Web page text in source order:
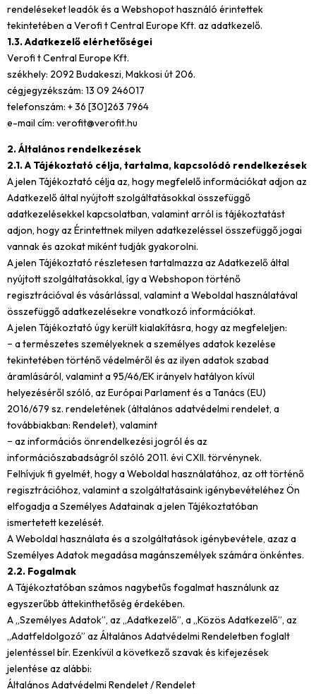
rendeléseket leadók és a Webshopot használó érintettek
tekintetében a Verofi t Central Europe Kft. az adatkezelő.
1.3. Adatkezelő elérhetőségei
Verofi t Central Europe Kft.
székhely: 2092 Budakeszi, Makkosi út 206.
cégjegyzékszám: 13 09 246017
telefonszám: + 36 [30]263 7964
e-mail cím: verofit@verofit.hu
2. Általános rendelkezések
2.1. A Tájékoztató célja, tartalma, kapcsolódó rendelkezések
A jelen Tájékoztató célja az, hogy megfelelő információkat adjon az
Adatkezelő által nyújtott szolgáltatásokkal összefüggő
adatkezelésekkel kapcsolatban, valamint arról is tájékoztatást
adjon, hogy az Érintettnek milyen adatkezeléssel összefüggő jogai
vannak és azokat miként tudják gyakorolni.
A jelen Tájékoztató részletesen tartalmazza az Adatkezelő által
nyújtott szolgáltatásokkal, így a Webshopon történő
regisztrációval és vásárlással, valamint a Weboldal használatával
összefüggő adatkezelésekre vonatkozó információkat.
A jelen Tájékoztató úgy került kialakításra, hogy az megfeleljen:
− a természetes személyeknek a személyes adatok kezelése
tekintetében történő védelméről és az ilyen adatok szabad
áramlásáról, valamint a 95/46/EK irányelv hatályon kívül
helyezéséről szóló, az Európai Parlament és a Tanács (EU)
2016/679 sz. rendeletének (általános adatvédelmi rendelet, a
továbbiakban: Rendelet), valamint
− az információs önrendelkezési jogról és az
információszabadságról szóló 2011. évi CXII. törvénynek.
Felhívjuk fi gyelmét, hogy a Weboldal használatához, az ott történő
regisztrációhoz, valamint a szolgáltatásaink igénybevételéhez Ön
elfogadja a Személyes Adatainak a jelen Tájékoztatóban
ismertetett kezelését.
A Weboldal használata és a szolgáltatások igénybevétele, azaz a
Személyes Adatok megadása magánszemélyek számára önkéntes.
2.2. Fogalmak
A Tájékoztatóban számos nagybetűs fogalmat használunk az
egyszerűbb áttekinthetőség érdekében.
A „Személyes Adatok”, az „Adatkezelő”, a „Közös Adatkezelő”, az
„Adatfeldolgozó” az Általános Adatvédelmi Rendeletben foglalt
jelentéssel bír. Ezenkívül a következő szavak és kifejezések
jelentése az alábbi:
Általános Adatvédelmi Rendelet / Rendelet